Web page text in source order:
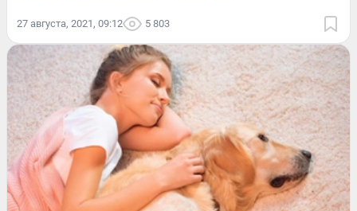
27 августа, 2021, 09:12 5 803